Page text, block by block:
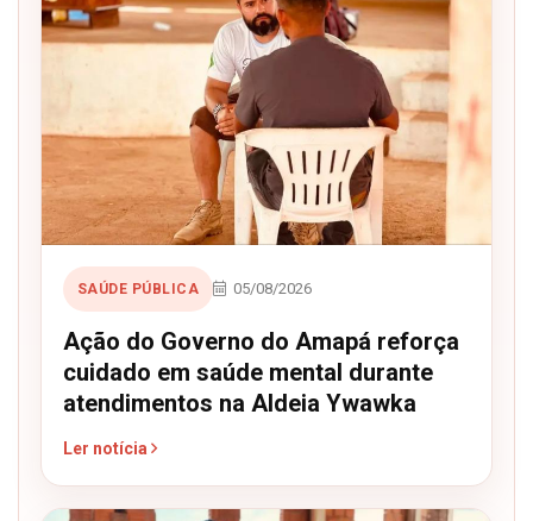
SAÚDE PÚBLICA 05/08/2026
Ação do Governo do Amapá reforça
cuidado em saúde mental durante
atendimentos na Aldeia Ywawka
Ler notícia